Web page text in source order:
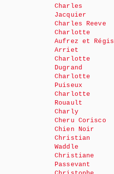
Charles
Jacquier
Charles Reeve
Charlotte
Aufrez et Régis
Arriet
Charlotte
Dugrand
Charlotte
Puiseux
Charlotte
Rouault
Charly
Cheru Corisco
Chien Noir
Christian
Waddle
Christiane
Passevant